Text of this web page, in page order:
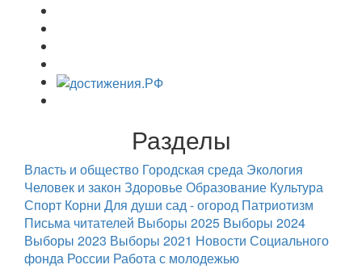
Разделы
Власть и общество Городская среда Экология
Человек и закон ЗдоровьеОбразование Культура
Спорт Корни Для души сад - огород Патриотизм
Письма читателей Выборы 2025 Выборы 2024
Выборы 2023 Выборы 2021 Новости Социального
фонда России Работа с молодежью